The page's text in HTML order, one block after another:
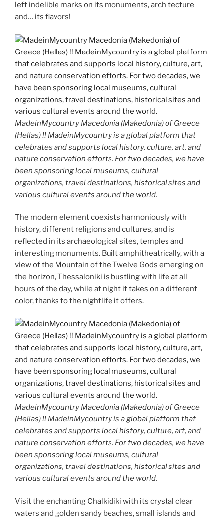
left indelible marks on its monuments, architecture
and… its flavors!
MadeinMycountry Macedonia (Makedonia) of Greece
(Hellas) !! MadeinMycountry is a global platform that
celebrates and supports local history, culture, art, and
nature conservation efforts. For two decades, we have
been sponsoring local museums, cultural
organizations, travel destinations, historical sites and
various cultural events around the world.
The modern element coexists harmoniously with
history, different religions and cultures, and is
reflected in its archaeological sites, temples and
interesting monuments. Built amphitheatrically, with a
view of the Mountain of the Twelve Gods emerging on
the horizon, Thessaloniki is bustling with life at all
hours of the day, while at night it takes on a different
color, thanks to the nightlife it offers.
MadeinMycountry Macedonia (Makedonia) of Greece
(Hellas) !! MadeinMycountry is a global platform that
celebrates and supports local history, culture, art, and
nature conservation efforts. For two decades, we have
been sponsoring local museums, cultural
organizations, travel destinations, historical sites and
various cultural events around the world.
Visit the enchanting Chalkidiki with its crystal clear
waters and golden sandy beaches, small islands and